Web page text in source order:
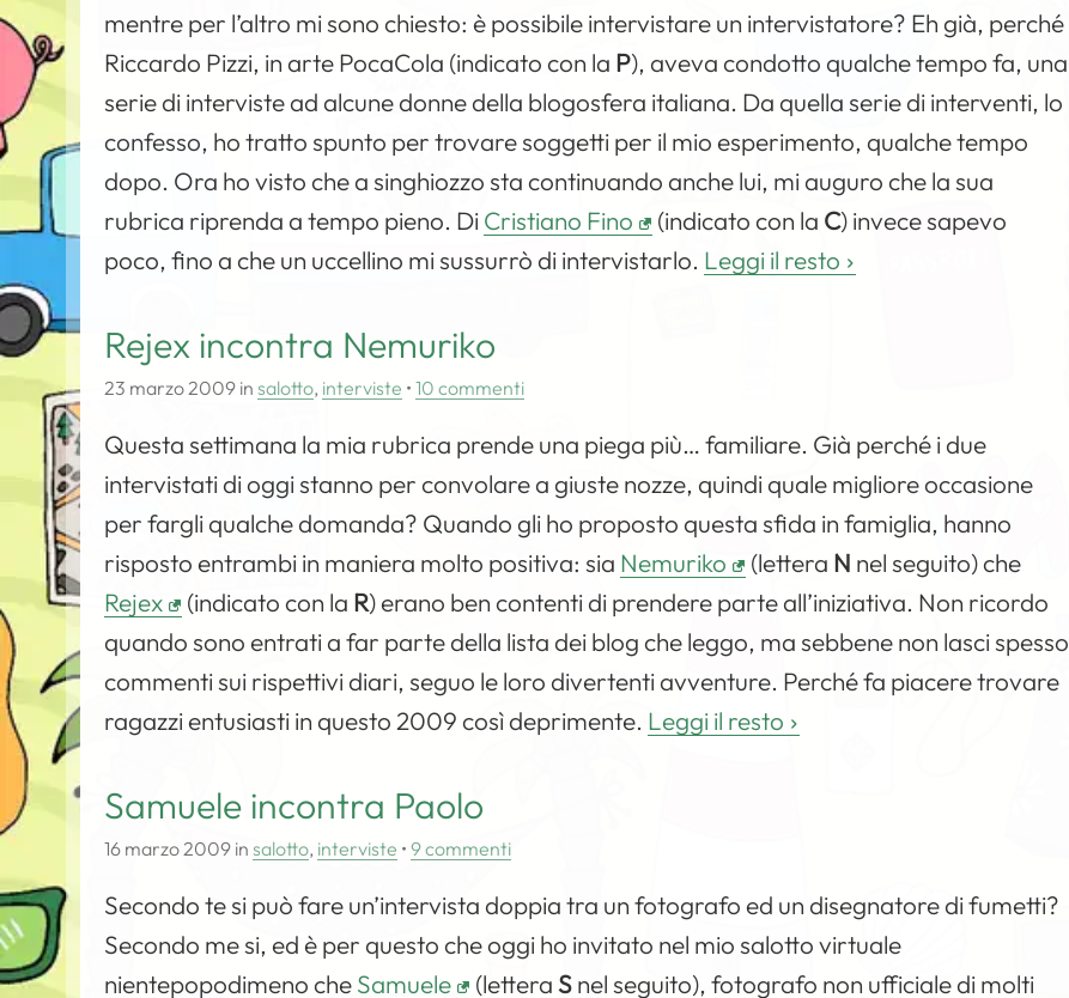
mentre per l’altro mi sono chiesto: è possibile intervistare un intervistatore? Eh già, perché
Riccardo Pizzi, in arte PocaCola (indicato con la P), aveva condotto qualche tempo fa, una
serie di interviste ad alcune donne della blogosfera italiana. Da quella serie di interventi, lo
confesso, ho tratto spunto per trovare soggetti per il mio esperimento, qualche tempo
dopo. Ora ho visto che a singhiozzo sta continuando anche lui, mi auguro che la sua
rubrica riprenda a tempo pieno. Di Cristiano Fino (indicato con la C) invece sapevo
poco, fino a che un uccellino mi sussurrò di intervistarlo. Leggi il resto
Rejex incontra Nemuriko
23 marzo 2009 insalotto, interviste • 10 commenti
Questa settimana la mia rubrica prende una piega più… familiare. Già perché i due
intervistati di oggi stanno per convolare a giuste nozze, quindi quale migliore occasione
per fargli qualche domanda? Quando gli ho proposto questa sfida in famiglia, hanno
risposto entrambi in maniera molto positiva: sia Nemuriko (lettera N nel seguito) che
Rejex
(indicato con la R) erano ben contenti di prendere parte all’iniziativa. Non ricordo
quando sono entrati a far parte della lista dei blog che leggo, ma sebbene non lasci spesso
commenti sui rispettivi diari, seguo le loro divertenti avventure. Perché fa piacere trovare
ragazzi entusiasti in questo 2009 così deprimente. Leggi il resto
Samuele incontra Paolo
16 marzo 2009 insalotto, interviste • 9 commenti
Secondo te si può fare un’intervista doppia tra un fotografo ed un disegnatore di fumetti?
Secondo me si, ed è per questo che oggi ho invitato nel mio salotto virtuale
nientepopodimeno cheSamuele (letteraSnel seguito), fotografo non ufficiale di molti